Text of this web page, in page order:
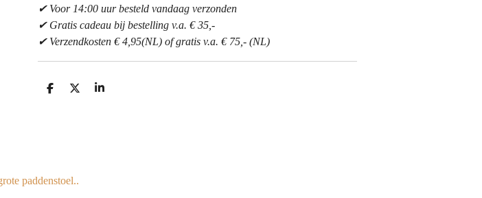
✔ Voor 14:00 uur besteld vandaag verzonden
✔ Gratis cadeau bij bestelling v.a. € 35,-
✔ Verzendkosten € 4,95(NL) of gratis v.a. € 75,- (NL)
D
D
S
paddenstoel..